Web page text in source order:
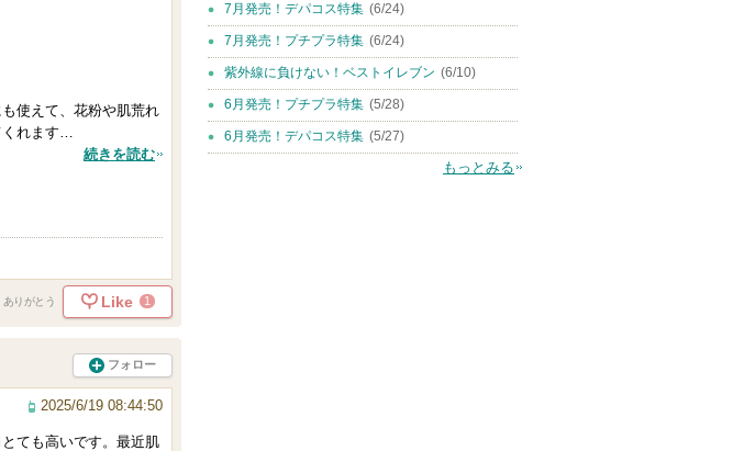
使えて、花粉や肌荒れ
れます…
続きを読む
りがとう Like 1
フォロー
2025/6/19 08:44:50
ても高いです。最近肌
7月発売！デパコス特集 (6/24)
7月発売！プチプラ特集 (6/24)
紫外線に負けない！ベストイレブン (6/10)
6月発売！プチプラ特集 (5/28)
6月発売！デパコス特集 (5/27)
もっとみる